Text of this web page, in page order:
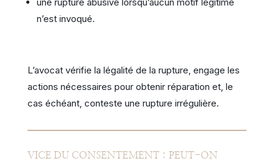
n’est invoqué.
L’avocat vérifie la légalité de la rupture, engage les
actions nécessaires pour obtenir réparation et, le
cas échéant, conteste une rupture irrégulière.
VICE DU CONSENTEMENT : PEUT-ON